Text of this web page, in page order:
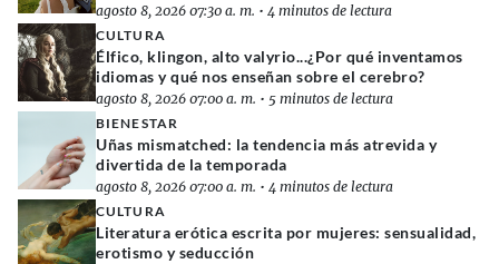
agosto 8, 2026 07:30 a. m. • 4 minutos de lectura
CULTURA
Élfico, klingon, alto valyrio...¿Por qué inventamos
idiomas y qué nos enseñan sobre el cerebro?
agosto 8, 2026 07:00 a. m. • 5 minutos de lectura
BIENESTAR
Uñas mismatched: la tendencia más atrevida y
divertida de la temporada
agosto 8, 2026 07:00 a. m. • 4 minutos de lectura
CULTURA
Literatura erótica escrita por mujeres: sensualidad,
erotismo y seducción